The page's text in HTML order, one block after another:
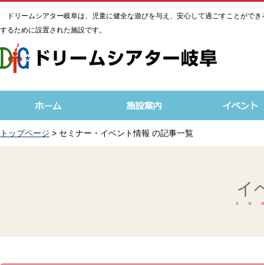
ドリームシアター岐阜は、児童に健全な遊びを与え、安心して過ごすことができ
するために設置された施設です。
トップページ > セミナー・イベント情報 の記事一覧
イ